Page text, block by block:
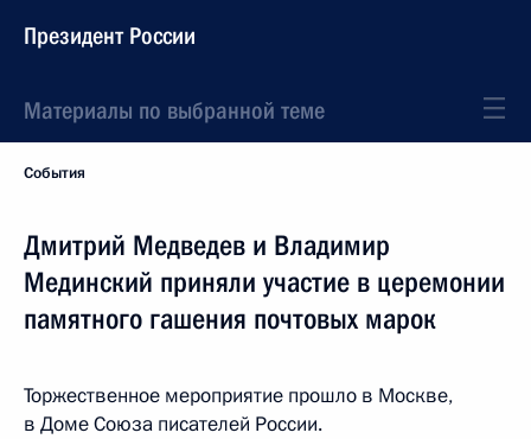
Президент России
Материалы по выбранной теме
События
Дмитрий Медведев и Владимир
Мединский приняли участие в церемонии
памятного гашения почтовых марок
Торжественное мероприятие прошло в Москве,
в Доме Союза писателей России.